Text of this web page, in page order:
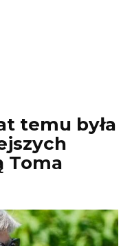
temu była
Toma